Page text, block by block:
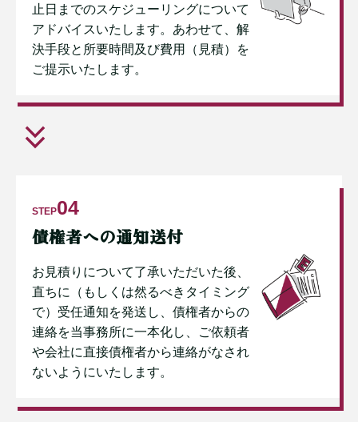
止日までのスケジューリングについて
アドバイスいたします。あわせて、解
決手段と所要時間及び費用（見積）を
ご提示いたします。
STEP04
債権者への通知送付
お見積りについて了承いただいた後、
直ちに（もしくは然るべきタイミング
で）受任通知を発送し、債権者からの
連絡を当事務所に一本化し、ご依頼者
や会社に直接債権者から連絡がなされ
ないようにいたします。